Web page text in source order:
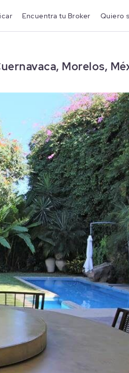
Encuentra tu Broker Quiero
Morelos,